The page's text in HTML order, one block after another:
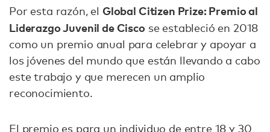
Por esta razón, el Global Citizen Prize: Premio al
Liderazgo Juvenil de Cisco se estableció en 2018
como un premio anual para celebrar y apoyar a
los jóvenes del mundo que están llevando a cabo
este trabajo y que merecen un amplio
reconocimiento.
El premio es para un individuo de entre 18 y 30